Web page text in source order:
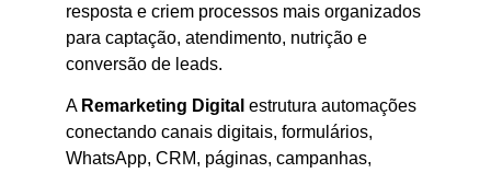
resposta e criem processos mais organizados
para captação, atendimento, nutrição e
conversão de leads.
A Remarketing Digital estrutura automações
conectando canais digitais, formulários,
WhatsApp, CRM, páginas, campanhas,